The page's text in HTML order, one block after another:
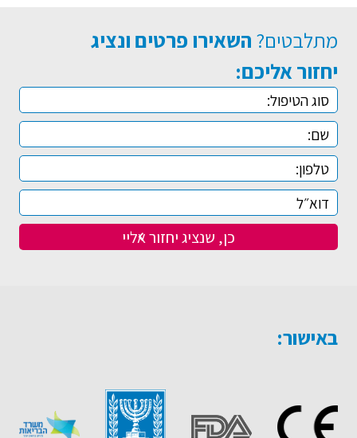
מתלבטים? השאירו פרטים ונציג
יחזור אליכם:
באישור: